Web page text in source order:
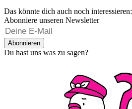
Das könnte dich auch noch interessieren:
Abonniere unseren Newsletter
Abonnieren
Du hast uns was zu sagen?